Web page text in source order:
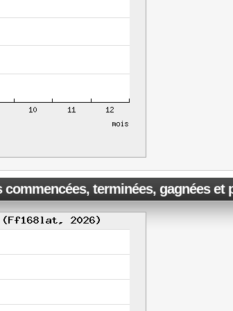
terminées, gagnées et